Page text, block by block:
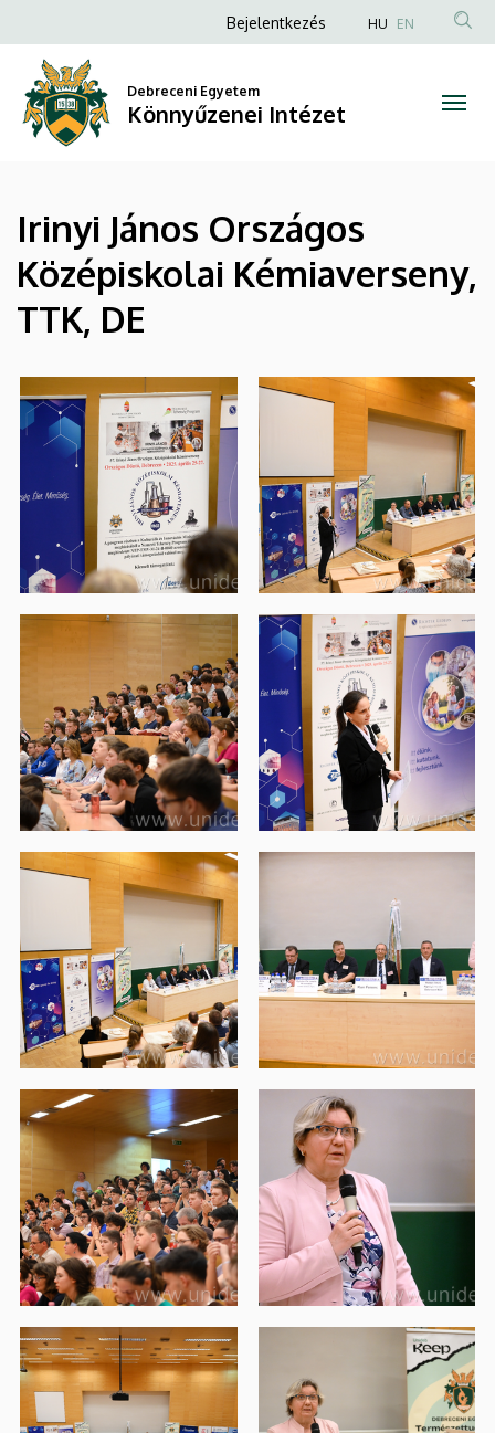
Könnyűzenei
Intézet
a
tartalomra
Anonim
fiók
menüje
Bejelentkezés HU EN
Debreceni Egyetem
Könnyűzenei Intézet
Irinyi János Országos
Középiskolai Kémiaverseny,
TTK, DE